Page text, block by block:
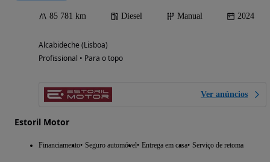
85 781 km Diesel Manual 2024
Alcabideche (Lisboa)
Profissional • Para o topo
Ver anúncios
Estoril Motor
Financiamento Seguro automóvel Entrega em casa Serviço de retoma